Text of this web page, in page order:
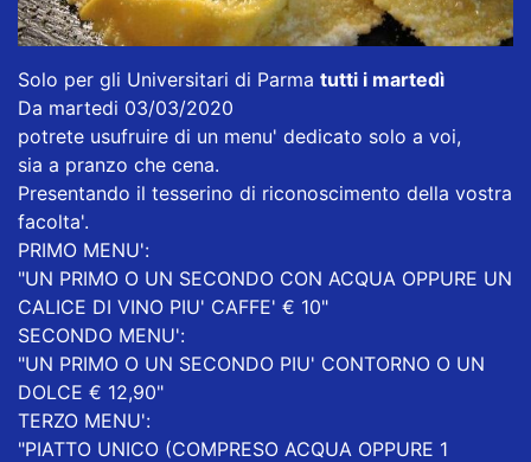
Solo per gli Universitari di Parma tutti i martedì
Da martedi 03/03/2020
potrete usufruire di un menu' dedicato solo a voi,
sia a pranzo che cena.
Presentando il tesserino di riconoscimento della vostra
facolta'.
PRIMO MENU':
"UN PRIMO O UN SECONDO CON ACQUA OPPURE UN
CALICE DI VINO PIU' CAFFE' € 10"
SECONDO MENU':
"UN PRIMO O UN SECONDO PIU' CONTORNO O UN
DOLCE € 12,90"
TERZO MENU':
"PIATTO UNICO (COMPRESO ACQUA OPPURE 1